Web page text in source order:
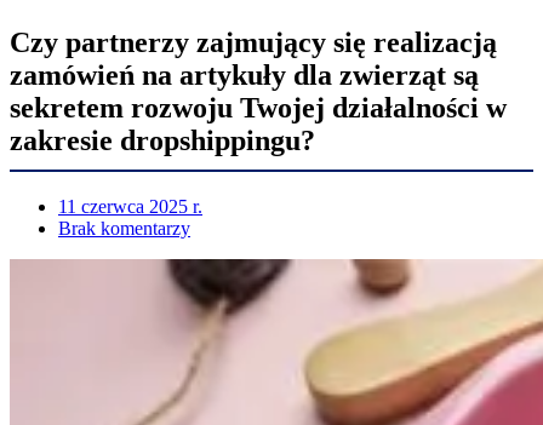
Czy partnerzy zajmujący się realizacją
zamówień na artykuły dla zwierząt są
sekretem rozwoju Twojej działalności w
zakresie dropshippingu?
11 czerwca 2025 r.
Brak komentarzy